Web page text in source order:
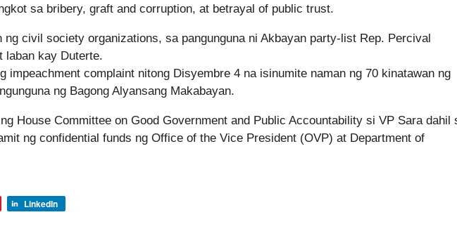
sa bribery, graft and corruption, at betrayal of public trust.
ng civil society organizations, sa pangunguna ni Akbayan party-list Rep. Percival
laban kay Duterte.
impeachment complaint nitong Disyembre 4 na isinumite naman ng 70 kinatawan ng
ng Bagong Alyansang Makabayan.
House Committee on Good Government and Public Accountability si VP Sara dahil
ng confidential funds ng Office of the Vice President (OVP) at Department of
LinkedIn